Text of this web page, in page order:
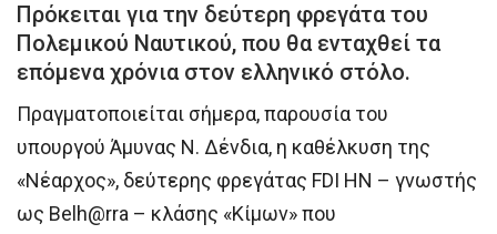
Πρόκειται για την δεύτερη φρεγάτα του
Πολεμικού Ναυτικού, που θα ενταχθεί τα
επόμενα χρόνια στον ελληνικό στόλο.
Πραγματοποιείται σήμερα, παρουσία του
υπουργού Άμυνας Ν. Δένδια, η καθέλκυση της
«Νέαρχος», δεύτερης φρεγάτας FDI ΗΝ – γνωστής
ως Belh@rra – κλάσης «Κίμων» που